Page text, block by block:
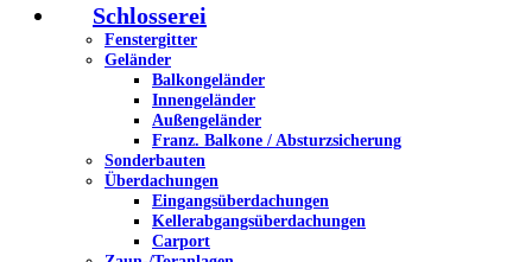
Schlosserei
Fenstergitter
Geländer
Balkongeländer
Innengeländer
Außengeländer
Franz. Balkone / Absturzsicherung
Sonderbauten
Überdachungen
Eingangsüberdachungen
Kellerabgangsüberdachungen
Carport